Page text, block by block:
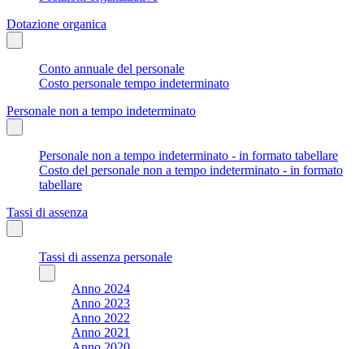
Dotazione organica
Conto annuale del personale
Costo personale tempo indeterminato
Personale non a tempo indeterminato
Personale non a tempo indeterminato - in formato tabellare
Costo del personale non a tempo indeterminato - in formato
tabellare
Tassi di assenza
Tassi di assenza personale
Anno 2024
Anno 2023
Anno 2022
Anno 2021